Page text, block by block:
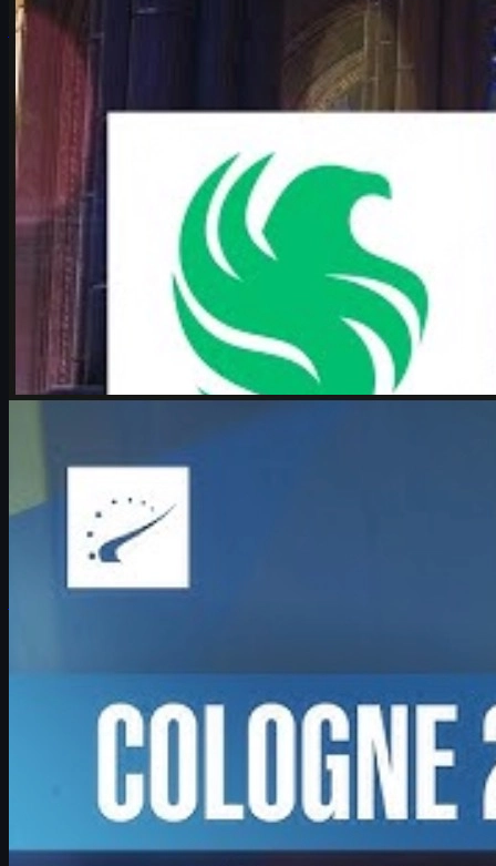
junio 17, 2026
Michael
Johnson
Counter-Strike 2junio 17, 2026
Boombl4 y su renacer en CS2: Counter-Strike lo es
Entrevista a Boombl4 en el Major de IEM Cologne 2026: su
regreso a la élite de CS2, liderazgo en BetBoom, futuro
competitivo y consejos para jugadores.
porDavid William